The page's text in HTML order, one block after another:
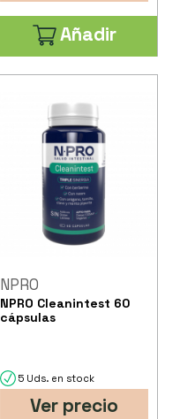
Añadir
NPRO
NPRO Cleanintest 60
cápsulas
5 Uds. en stock
Ver precio